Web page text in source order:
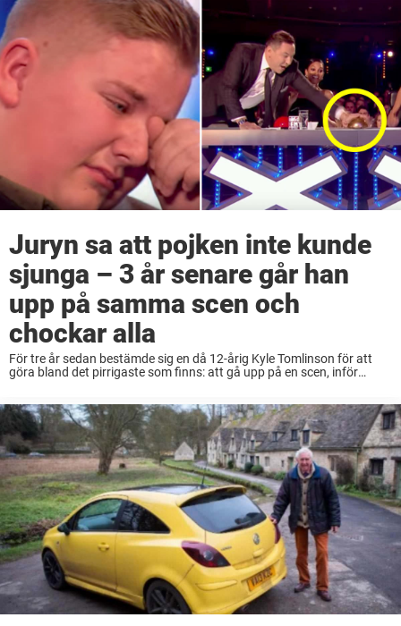
Juryn sa att pojken inte kunde
sjunga – 3 år senare går han
upp på samma scen och
chockar alla
För tre år sedan bestämde sig en då 12-årig Kyle Tomlinson för att
göra bland det pirrigaste som finns: att gå upp på en scen, inför